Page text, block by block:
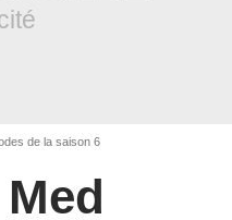
de la saison 6